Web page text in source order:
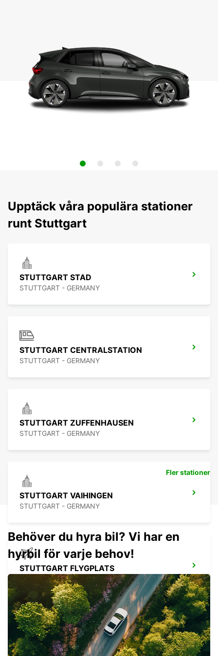
Upptäck våra populära stationer
runt Stuttgart
STUTTGART STAD
STUTTGART - GERMANY
STUTTGART CENTRALSTATION
STUTTGART - GERMANY
STUTTGART ZUFFENHAUSEN
STUTTGART - GERMANY
STUTTGART VAIHINGEN
STUTTGART - GERMANY
STUTTGART FLYGPLATS
STUTTGART - GERMANY
WAIBLINGEN
WAIBLINGEN - GERMANY
Fler stationer
Behöver du hyra bil? Vi har en
hyrbil för varje behov!